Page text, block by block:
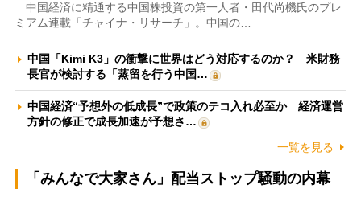
中国経済に精通する中国株投資の第一人者・田代尚機氏のプレ
ミアム連載「チャイナ・リサーチ」。中国の…
中国「Kimi K3」の衝撃に世界はどう対応するのか？ 米財務
長官が検討する「蒸留を行う中国…
中国経済“予想外の低成長”で政策のテコ入れ必至か 経済運営
方針の修正で成長加速が予想さ…
一覧を見る
「みんなで大家さん」配当ストップ騒動の内幕